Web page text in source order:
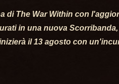
di The War Within con
in una nuova
il 13 agosto con